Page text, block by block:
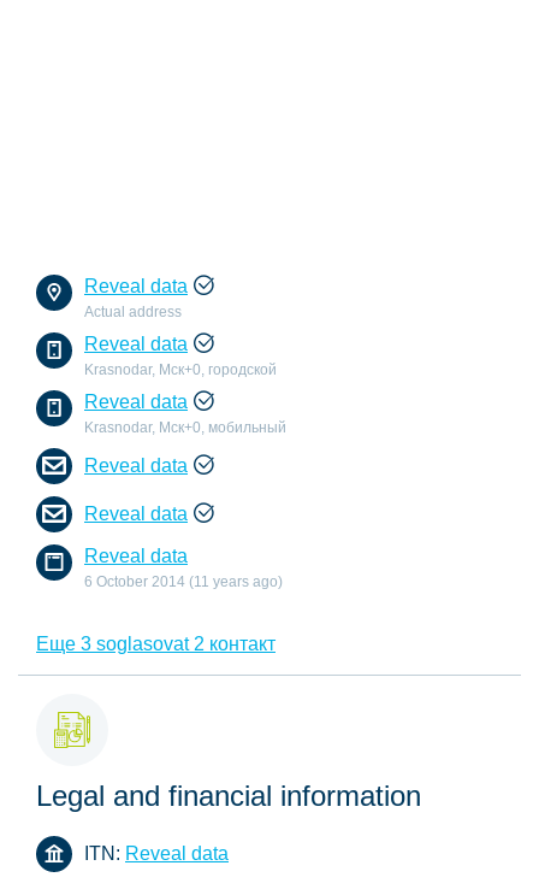
Reveal data
Actual address
Reveal data
Krasnodar, Мск+0, городской
Reveal data
Krasnodar, Мск+0, мобильный
Reveal data
Reveal data
Reveal data
6 October 2014 (11 years ago)
Еще 3 soglasovat 2 контакт
Legal and financial information
ITN: Reveal data